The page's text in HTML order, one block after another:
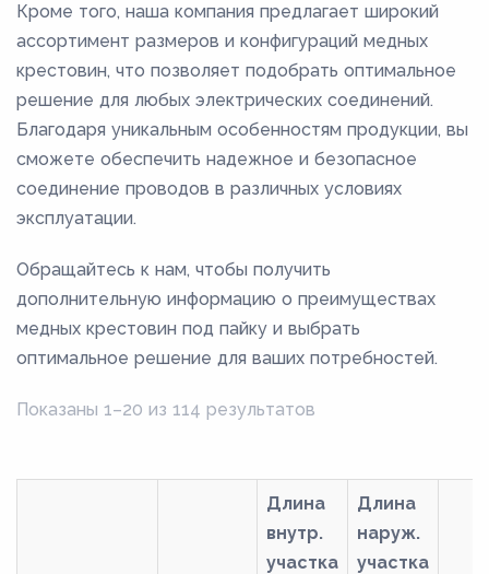
Кроме того, наша компания предлагает широкий
ассортимент размеров и конфигураций медных
крестовин, что позволяет подобрать оптимальное
решение для любых электрических соединений.
Благодаря уникальным особенностям продукции, вы
сможете обеспечить надежное и безопасное
соединение проводов в различных условиях
эксплуатации.
Обращайтесь к нам, чтобы получить
дополнительную информацию о преимуществах
медных крестовин под пайку и выбрать
оптимальное решение для ваших потребностей.
Показаны 1–20 из 114 результатов
Длина
внутр.
участка
Длина
наруж.
участка